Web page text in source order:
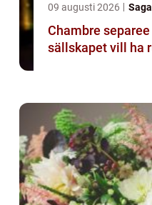
09 augusti 2026
Chambre
sällskapet vill ha